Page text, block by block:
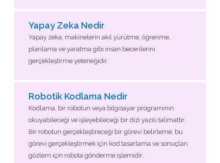
Yapay Zeka Nedir
Yapay zeka, makinelerin akıl yürütme, öğrenme,
planlama ve yaratma gibi insan becerilerini
gerçekleştirme yeteneğidir.
Robotik Kodlama Nedir
Kodlama, bir robotun veya bilgisayar programının
okuyabileceği ve işleyebileceği bir dizi yazılı talimattır.
Bir robotun gerçekleştireceği bir görevi belirleme, bu
görevi gerçekleştirmek için kod tasarlama ve sonuçları
gözlem için robota gönderme işlemidir.